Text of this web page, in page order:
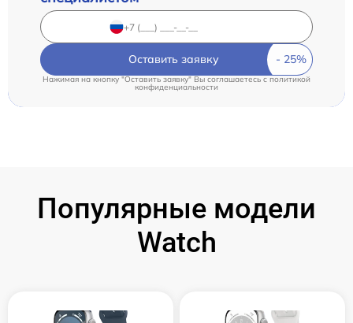
Оставить заявку
Нажимая на кнопку "Оставить заявку" Вы соглашаетесь cполитикой
конфиденциальности
Популярные модели
Watch